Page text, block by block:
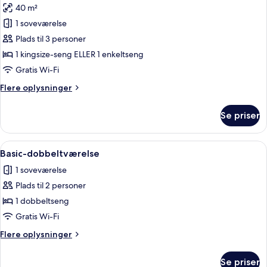
billeder
af
Luksus-
suite
(Bush)
40 m²
1 soveværelse
Plads til 3 personer
1 kingsize-seng ELLER 1 enkeltseng
Gratis Wi-Fi
Flere oplysninger
Flere
suite
(Bush)
Se priser
Indlæs
alle
billeder
af
Basic-
dobbeltværelse
Et soveværelse med himmelseng,
1
Basic-dobbeltværelse
1 soveværelse
Plads til 2 personer
1 dobbeltseng
Gratis Wi-Fi
Flere oplysninger
Flere
Se priser